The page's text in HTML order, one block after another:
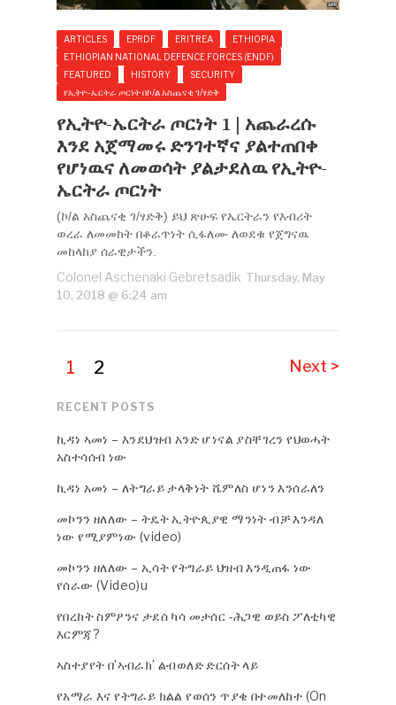
ARTICLES EPRDF ERITREA
ETHIOPIA
ETHIOPIAN NATIONAL DEFENCE FORCES (ENDF)
FEATURED
HISTORY
SECURITY
የኢትዮ-ኤርትራ ጦርነት በኮ/ል አስጨናቂ ገ/ፃድቅ
የኢትዮ-ኤርትራ ጦርነት 1 | አጨራረሱ
እንደ አጀማመሩ ድንገተኛና ያልተጠበቀ
የሆነዉና ለመወሳት ያልታደለዉ የኢትዮ-
ኤርትራ ጦርነት
(ኮ/ል አስጨናቂ ገ/ፃድቅ) ይህ ጽሁፍ የኤርትራን የእብሪት
ወረራ ለመመከት በቆራጥነት ሲፋለሙ ለወደቁ የጀግናዉ
መከላከያ ሰራዊታችን.
Colonel Aschenaki Gebretsadik Thursday, May
10, 2018 @ 6:24 am
1 2 Next >
RECENT POSTS
ኪዳነ ኣመነ – እንደህዝብ አንድ ሆነናል ያስቸገረን የህወሓት
አስተሳሰብ ነው
ኪዳነ አመነ – ለትግራይ ታላቅነት ሼምለስ ሆነን እንሰራለን
መኮንን ዘለለው – ትዴት ኢትዮጲያዊ ማንነት ብቻ እንዳለ
ነው የሚያምነው (video)
መኮንን ዘለለው – ኢሳት የትግራይ ህዝብ እንዲጠፋ ነው
የሰራው (Video)u
የበረከት ስምዖንና ታደሰ ካሳ መታሰር -ሕጋዊ ወይስ ፖለቲካዊ
እርምጃ?
ኣስተያየት በ’ኣብራክ’ ልብወለድ ድርሰት ላይ
የአማራ እና የትግራይ ክልል የወሰን ጥያቄ በተመለከተ (On